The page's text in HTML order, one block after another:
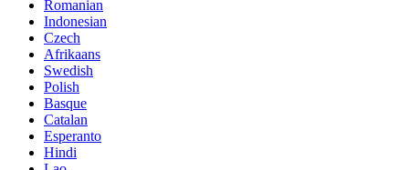
Romanian
Indonesian
Czech
Afrikaans
Swedish
Polish
Basque
Catalan
Esperanto
Hindi